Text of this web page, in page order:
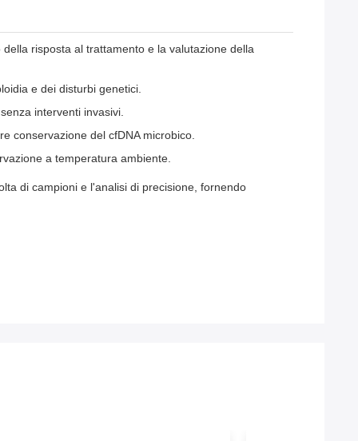
risposta al trattamento e la valutazione della
e dei disturbi genetici.
interventi invasivi.
conservazione del cfDNA microbico.
a temperatura ambiente.
di campioni e l'analisi di precisione, fornendo